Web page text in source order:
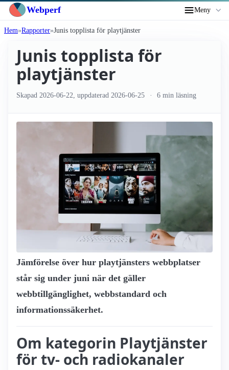
Webperf Meny
Hem Rapporter Junis topplista för playtjänster
Junis topplista för
playtjänster
Skapad 2026-06-22 , uppdaterad 2026-06-25 6 min läsning
Jämförelse över hur playtjänsters webbplatser
står sig under juni när det gäller
webbtillgänglighet, webbstandard och
informationssäkerhet.
Om kategorin Playtjänster
för tv- och radiokanaler